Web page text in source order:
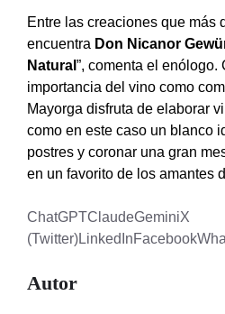
Entre las creaciones que más
encuentra Don Nicanor
Natural ”, comenta el enólogo.
importancia del vino como
Mayorga disfruta de elaborar
como en este caso un blanco
postres y coronar una gran
en un favorito de los amantes
ChatGPTClaudeGeminiX
(Twitter)LinkedInFacebook
Autor